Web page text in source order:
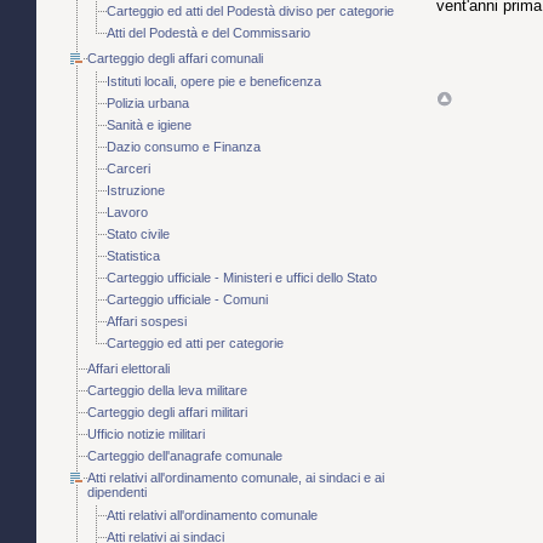
Carteggio ed atti del Podestà diviso per categorie
Atti del Podestà e del Commissario
Carteggio degli affari comunali
Istituti locali, opere pie e beneficenza
Polizia urbana
Sanità e igiene
Dazio consumo e Finanza
Carceri
Istruzione
Lavoro
Stato civile
Statistica
Carteggio ufficiale - Ministeri e uffici dello Stato
Carteggio ufficiale - Comuni
Affari sospesi
Carteggio ed atti per categorie
Affari elettorali
Carteggio della leva militare
Carteggio degli affari militari
Ufficio notizie militari
Carteggio dell'anagrafe comunale
Atti relativi all'ordinamento comunale, ai sindaci e ai
dipendenti
Atti relativi all'ordinamento comunale
Atti relativi ai sindaci
vent'anni